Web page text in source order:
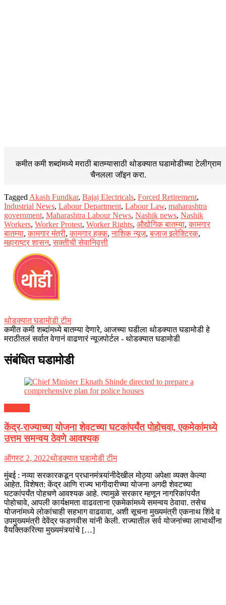
कमीत कमी शब्दांमध्ये मराठी बातम्यासाठी थोडक्यात घडामोडीच्याटेलीग्राम
चैनलला जॉइन करा.
Tagged Akash Fundkar, Bajaj Electricals, Forced Retirement,
Industrial News, Labour Department, Labour Law, maharashtra
government, Maharashtra Labour News, Nashik news, Nashik
Workers, Worker Protest, Worker Rights, औद्योगिक बातम्या,कामगार
बातम्या,कामगार मंत्री,कामगार हक्क,नाशिक न्यूज,बजाज इलेक्ट्रिक,
महाराष्ट्र शासन,सक्तीची सेवानिवृत्ती
थोडक्यात घडामोडी टीम
कमीत कमी शब्दांमध्ये बातम्या देणारे, आजच्या घडीला थोडक्यात घडामोडी हे
मराठीतलं सर्वात वेगानं वाढणारं न्यूजपोर्टल - थोडक्यात घडामोडी
संबंधित घडामोडी
केंद्र-राज्याच्या योजना शेवटच्या घटकांपर्यंत पोहोचवा, एकमेकांमध्ये
उत्तम समन्वय ठेवणे आवश्यक
ऑगस्ट 2, 2022थोडक्यात घडामोडी टीम
मुंबई : नव्या सरकारकडून प्रधानमंत्र्यांनीदेखील मोठ्या अपेक्षा व्यक्त केल्या
आहेत. विशेषत: केंद्र आणि राज्य भागीदारीच्या योजना अगदी शेवटच्या
घटकांपर्यंत पोहचणे आवश्यक आहे. त्यामुळे सरकार म्हणून नागरिकांपर्यंत
पोहोचावे, आपली कार्यक्षमता वाढवताना एकमेकांमध्ये समन्वय ठेवावा. तसेच
योजनांमध्ये लोकांचाही सहभाग वाढवावा, अशी सूचना मुख्यमंत्री एकनाथ शिंदे व
उपमुख्यमंत्री देवेंद्र फडणवीस यांनी केली. राज्यातील सर्व योजनांच्या लाभार्थींना
वैयक्तिकरित्या मुख्यमंत्र्यांचे […]